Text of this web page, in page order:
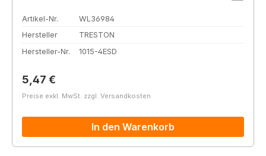
Artikel-Nr.
WL36984
Hersteller
TRESTON
Hersteller-Nr.
1015-4ESD
Regulärer Preis:
5,47 €
Preise exkl. MwSt. zzgl. Versandkosten
In den Warenkorb